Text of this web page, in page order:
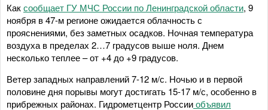
Каксообщает ГУ МЧС России по Ленинградской области, 9
ноября в 47-м регионе ожидается облачность с
прояснениями, без заметных осадков. Ночная температура
воздуха в пределах 2…7 градусов выше ноля. Днем
несколько теплее – от +4 до +9 градусов.
Ветер западных направлений 7-12 м/с. Ночью и в первой
половине дня порывы могут достигать 15-17 м/с, особенно в
прибрежных районах. Гидрометцентр Россииобъявил